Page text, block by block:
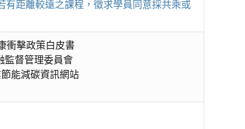
距離較遠之課程，徵求學員同意採共乘或
衝擊政策白皮書
監督管理委員會
能減碳資訊網站